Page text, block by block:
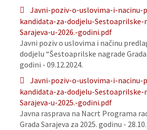
Javni-poziv-o-uslovima-i-nacinu-
kandidata-za-dodjelu-Sestoaprilske-
Sarajeva-u-2026.-godini.pdf
Javni poziv o uslovima i načinu
dodjelu “Šestoaprilske nagrade Grada
godini - 09.12.2024.
Javni-poziv-o-uslovima-i-nacinu-
kandidata-za-dodjelu-Sestoaprilske-
Sarajeva-u-2025.-godini.pdf
Javna rasprava na Nacrt Programa
Grada Sarajeva za 2025. godinu -